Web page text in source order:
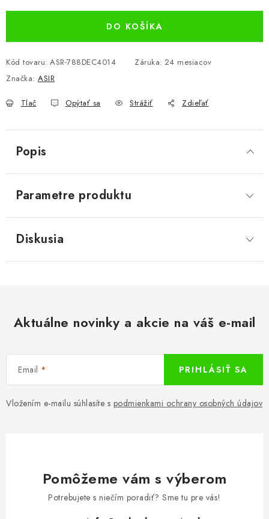
DO KOŠÍKA
Kód tovaru: ASR-788DEC4014 Záruka: 24 mesiacov
Značka: ASIR
Tlač Opýtať sa Strážiť Zdieľať
Popis
Parametre produktu
Diskusia
Aktuálne novinky a akcie na váš e-mail
Email
Vložením e-mailu súhlasíte s podmienkami ochrany osobných údajov
PRIHLÁSIŤ SA
Pomôžeme vám s výberom
Potrebujete s niečím poradiť? Sme tu pre vás!